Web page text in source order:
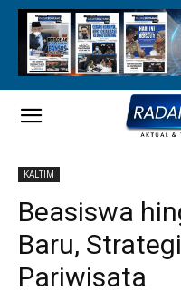
KALTIM
Beasiswa
Baru,
Pariwisata